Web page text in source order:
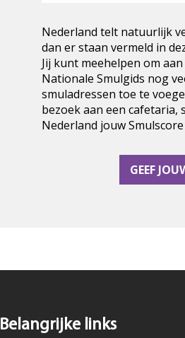
Nederland telt natuurlijk
dan er staan vermeld in
Jij kunt meehelpen om
Nationale Smulgids nog
smuladressen toe te
bezoek aan een
Nederland jouw
GEEF
Belangrijke links